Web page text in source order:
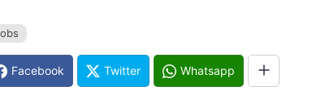
Facebook Twitter Whatsapp